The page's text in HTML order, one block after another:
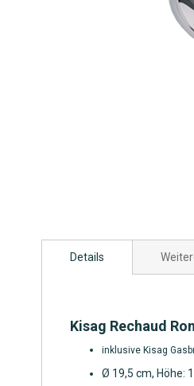
Anfang
Details
Kisag Rechaud
inklusive Kisag
Ø 19,5 cm, Höhe: